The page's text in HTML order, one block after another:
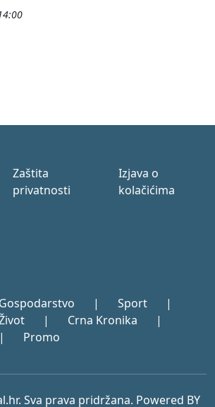
Zaštita
privatnosti
Izjava o
kolačićima
Gospodarstvo | Sport
|
| Crna Kronika
|
| Promo
Sva prava pridržana. Powered BY